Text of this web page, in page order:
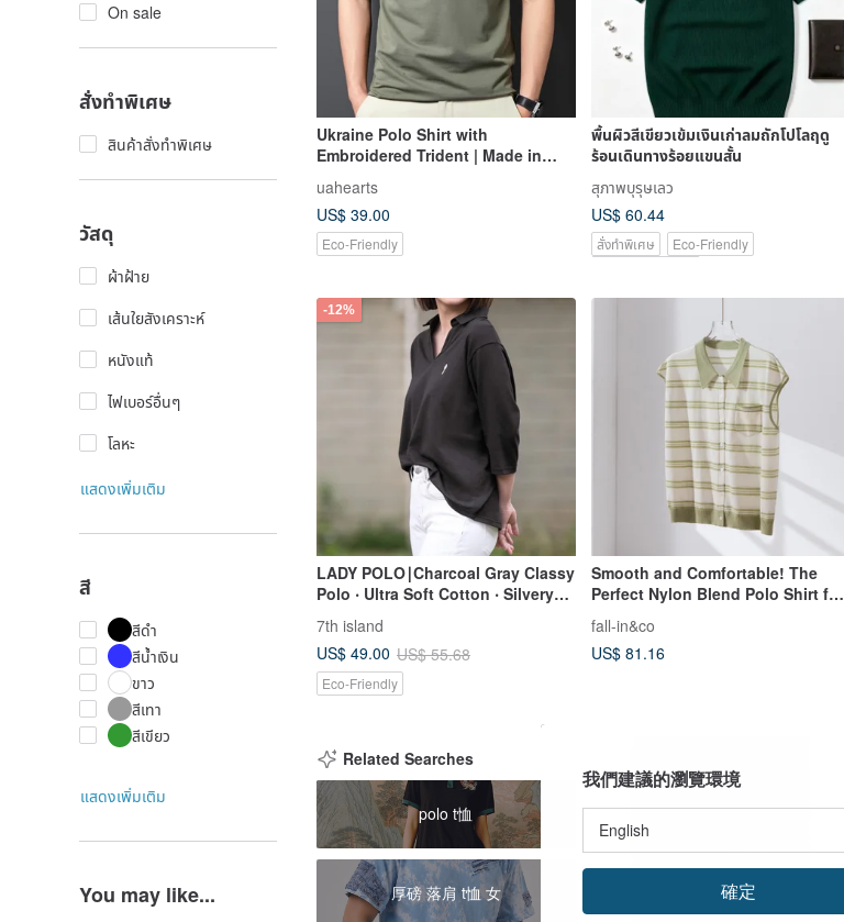
On sale
สั่งทำพิเศษ
สินค้าสั่งทำพิเศษ
วัสดุ
ผ้าฝ้าย
เส้นใยสังเคราะห์
หนังแท้
ไฟเบอร์อื่นๆ
โลหะ
แสดงเพิ่มเติม
สี
สีดำ
สีน้ำเงิน
ขาว
สีเทา
สีเขียว
แสดงเพิ่มเติม
You may like...
Ukraine Polo Shirt with
Embroidered Trident | Made in
uahearts
US$ 39.00
Eco-Friendly
พื้นผิวสีเขียวเข้มเงินเก่าลมถักโปโลฤดู
ร้อนเดินทางร้อยแขนสั้น
สุภาพบุรุษเลว
US$ 60.44
สั่งทำพิเศษ
Eco-Friendly
-12%
LADY POLO∣Charcoal Gray Classy
Polo ‧ Ultra Soft Cotton ‧ Silvery
Embroidery
7th island
US$ 49.00 US$ 55.68
Eco-Friendly
Smooth and Comfortable! The
Perfect Nylon Blend Polo Shirt for
Summer, Short-Sleeved Knit,
Beige, Light Green 260610-3
fall-in&co
US$ 81.16
Related Searches
polo t恤
厚磅 落肩 t恤 女
我們建議的瀏覽環境
確定